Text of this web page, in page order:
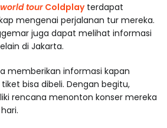
world tour Coldplayterdapat
mengenai perjalanan tur mereka.
juga dapat melihat informasi
di Jakarta.
memberikan informasi kapan
bisa dibeli. Dengan begitu,
rencana menonton konser mereka